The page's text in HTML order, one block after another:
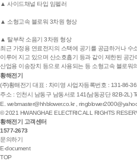
▲ 사이드채널 타입 임펠러
▲ 소형고속 블로워 3차원 형상
▲ 탈부착 소음기 3차원 형상
최근 가정용 연료전지의 스택에 공기를 공급하거나
이루어 지고 있으며 산소호흡기 등과 같이 제한된 공
산업용 이송장치 등으로 사용되는 등 소형고속 블로워
황해전기
(주)황해전기 대표 : 차미영 사업자등록번호 : 131-86-
주소 : 인천시 남동구 남동서로 141(남동공단 82B-2L)
E. webmaster@hhblower.co.kr,
© 2021 HWANGHAE ELECTRIC ALL RIGHTS
황해전기 고객센터
1577-2673
문의하기
E-document
TOP